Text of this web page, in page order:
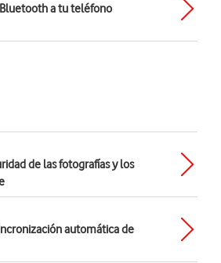
a tu teléfono
de las fotografías y los
automática de